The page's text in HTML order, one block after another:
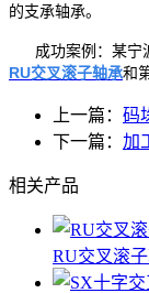
的支承轴承。
成功案例：某宁
RU交叉滚子轴承和
上一篇： 码
下一篇： 加
相关产品
RU交叉滚